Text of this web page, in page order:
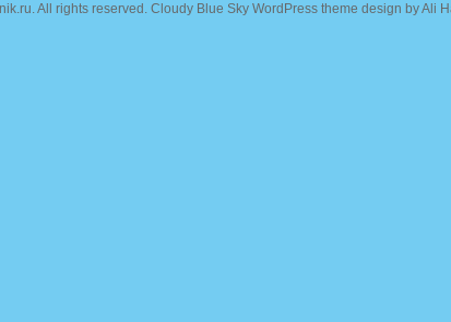
. All rights reserved. Cloudy Blue Sky WordPress theme design byAli